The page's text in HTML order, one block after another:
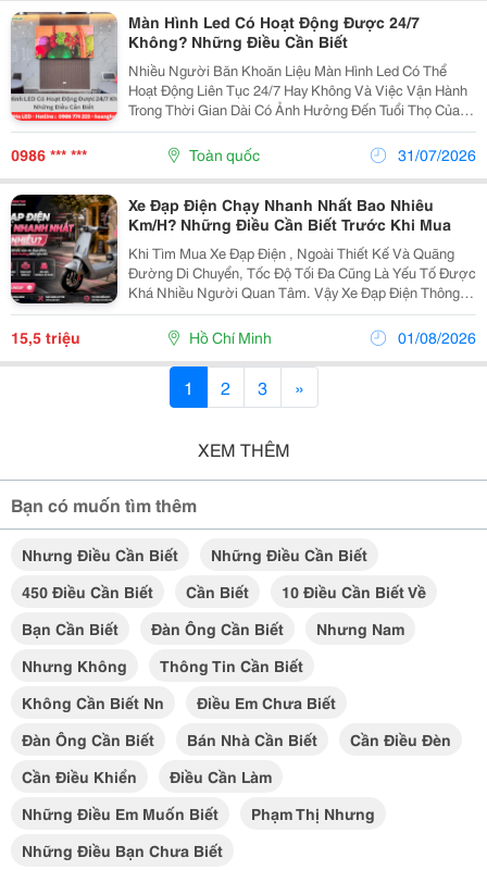
Màn Hình Led Có Hoạt Động Được 24/7
Không? Những Điều Cần Biết
Nhiều Người Băn Khoăn Liệu Màn Hình Led Có Thể
Hoạt Động Liên Tục 24/7 Hay Không Và Việc Vận Hành
Trong Thời Gian Dài Có Ảnh Hưởng Đến Tuổi Thọ Của
Thiết Bị. Thực Tế, Các Dòng Màn Hình Led Chất Lượng
Cao Được Thiết Kế Để Hoạt Động Ổn Định Trong Thời...
0986 *** *** Toàn quốc 31/07/2026
Xe Đạp Điện Chạy Nhanh Nhất Bao Nhiêu
Km/H? Những Điều Cần Biết Trước Khi Mua
Khi Tìm Mua Xe Đạp Điện , Ngoài Thiết Kế Và Quãng
Đường Di Chuyển, Tốc Độ Tối Đa Cũng Là Yếu Tố Được
Khá Nhiều Người Quan Tâm. Vậy Xe Đạp Điện Thông
Thường Chạy Được Bao Nhiêu Km/H Và Những Mẫu
Xe Tốc Độ Cao Có Gì Khác Biệt? Xe Đạp Điện
Thường...
15,5 triệu Hồ Chí Minh 01/08/2026
1 2 3 »
XEM THÊM
Bạn có muốn tìm thêm
Nhưng Điều Cần Biết
Những Điều Cần Biết
450 Điều Cần Biết
Cần Biết
10 Điều Cần Biết Về
Bạn Cần Biết
Đàn Ông Cần Biết
Nhưng Nam
Nhưng Không
Thông Tin Cần Biết
Không Cần Biết Nn
Điều Em Chưa Biết
Đàn Ông Cần Biết
Bán Nhà Cần Biết
Cần Điều Đèn
Cần Điều Khiển
Điều Cần Làm
Những Điều Em Muốn Biết
Phạm Thị Nhưng
Những Điều Bạn Chưa Biết